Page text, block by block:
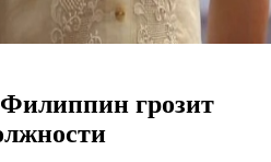
грозит